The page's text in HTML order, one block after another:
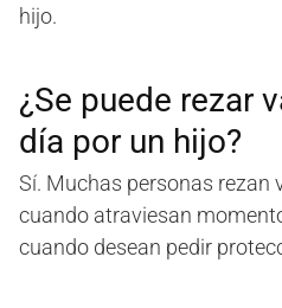
hijo.
¿Se puede rezar
día por un hijo?
Sí. Muchas personas rezan
cuando atraviesan
cuando desean pedir